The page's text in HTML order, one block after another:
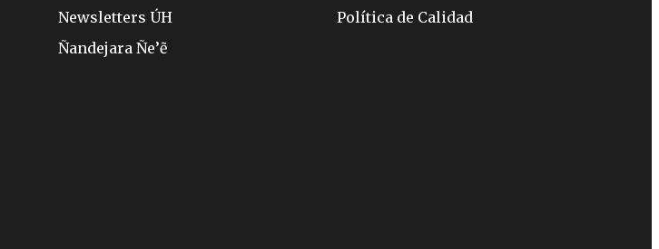
Newsletters ÚH
Ñandejara Ñe’ẽ
Política de Calidad